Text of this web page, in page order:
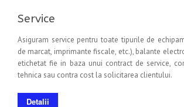
Service
Asiguram service pentru toate tipurile de
de marcat, imprimante fiscale, etc.), balante
etichetat fie in baza unui contract de service,
tehnica sau contra cost la solicitarea clientului.
Detalii